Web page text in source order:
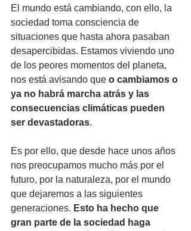
El mundo está cambiando, con ello, la
sociedad toma consciencia de
situaciones que hasta ahora pasaban
desapercibidas. Estamos viviendo uno
de los peores momentos del planeta,
nos está avisando que o cambiamos o
ya no habrá marcha atrás y las
consecuencias climáticas pueden
ser devastadoras.
Es por ello, que desde hace unos años
nos preocupamos mucho más por el
futuro, por la naturaleza, por el mundo
que dejaremos a las siguientes
generaciones. Esto ha hecho que
gran parte de la sociedad haga